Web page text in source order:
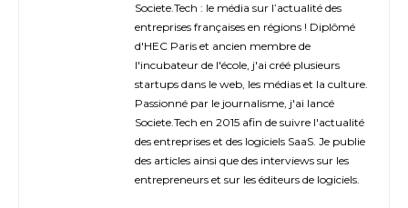
Societe.Tech : le média sur l’actualité des
entreprises françaises en régions ! Diplômé
d'HEC Paris et ancien membre de
l'incubateur de l'école, j'ai créé plusieurs
startups dans le web, les médias et la culture.
Passionné par le journalisme, j'ai lancé
Societe.Tech en 2015 afin de suivre l'actualité
des entreprises et des logiciels SaaS. Je publie
des articles ainsi que des interviews sur les
entrepreneurs et sur les éditeurs de logiciels.